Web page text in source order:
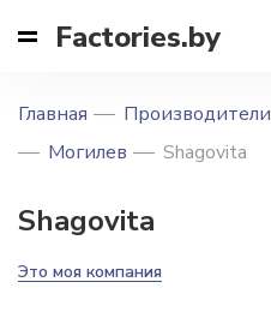
Factories.by
Главная Производители
Могилев
Shagovita
Shagovita
Это моя компания